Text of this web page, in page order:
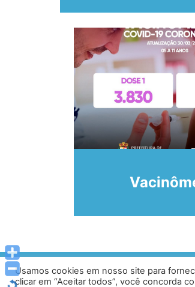
Av. Prof. Armando Alves da
Usamos cookies em nosso site para
clicar em “Aceitar todos”, você concorda